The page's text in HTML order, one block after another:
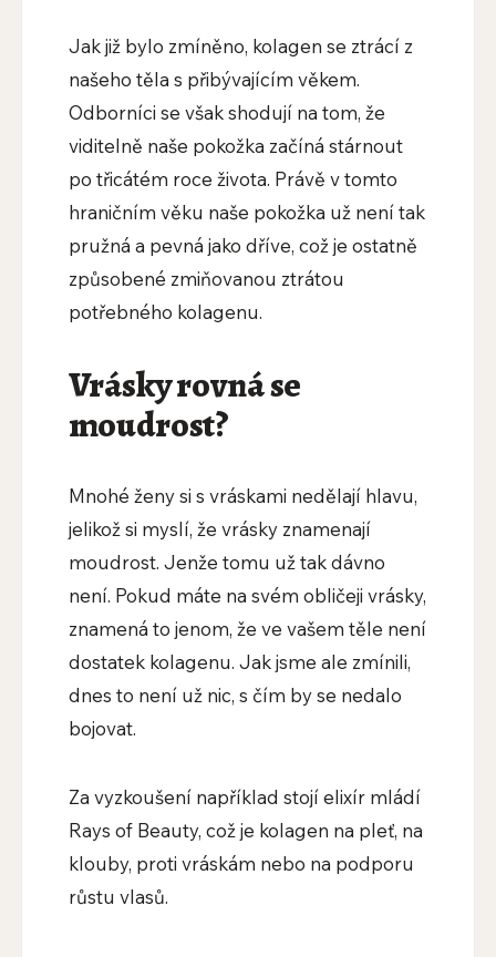
Jak již bylo zmíněno, kolagen se ztrácí z
našeho těla s přibývajícím věkem.
Odborníci se však shodují na tom, že
viditelně naše pokožka začíná stárnout
po třicátém roce života. Právě v tomto
hraničním věku naše pokožka už není tak
pružná a pevná jako dříve, což je ostatně
způsobené zmiňovanou ztrátou
potřebného kolagenu.
Vrásky rovná se
moudrost?
Mnohé ženy si s vráskami nedělají hlavu,
jelikož si myslí, že vrásky znamenají
moudrost. Jenže tomu už tak dávno
není. Pokud máte na svém obličeji vrásky,
znamená to jenom, že ve vašem těle není
dostatek kolagenu. Jak jsme ale zmínili,
dnes to není už nic, s čím by se nedalo
bojovat.
Za vyzkoušení například stojí elixír mládí
Rays of Beauty, což je kolagen na pleť, na
klouby, proti vráskám nebo na podporu
růstu vlasů.